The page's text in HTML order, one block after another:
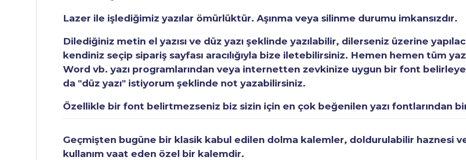
Lazer ile işlediğimiz yazılar ömürlüktür. Aşınma veya silinme durumu imkansızdır.
Dilediğiniz metin el yazısı ve düz yazı şeklinde yazılabilir, dilerseniz üzerine
kendiniz seçip sipariş sayfası aracılığıyla bize iletebilirsiniz. Hemen hemen tüm
Word vb. yazı programlarından veya internetten zevkinize uygun bir font
da "düz yazı" istiyorum şeklinde not yazabilirsiniz.
Özellikle bir font belirtmezseniz biz sizin için en çok beğenilen yazı fontlarından
Geçmişten bugüne bir klasik kabul edilen dolma kalemler, doldurulabilir haznesi
kullanım vaat eden özel bir kalemdir.